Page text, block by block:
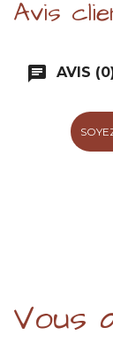
Avis
chat AVIS
Vous